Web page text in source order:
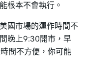
根本不會執行。
國市場的運作時間不
晚上9:30開市，早
間不方便，你可能